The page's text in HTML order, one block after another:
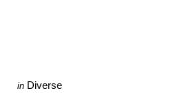
Categories
Posted
in Diverse